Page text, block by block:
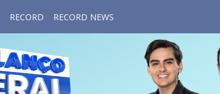
RECORD RECORD NEWS